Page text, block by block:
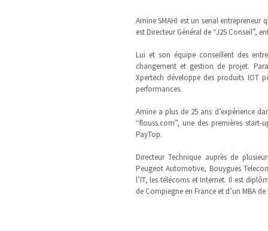
Amine SMAHI est un serial entrepreneur
est Directeur Général de “J2S Conseil”,
Lui et son équipe conseillent des
changement et gestion de projet.
Xpertech développe des produits IOT
performances.
Amine a plus de 25 ans d’expérience
“flouss.com”, une des premières
PayTop.
Directeur Technique auprès de
Peugeot Automotive, Bouygues
l’IT, les télécoms et Internet. Il est
de Compiegne en France et d’un MBA